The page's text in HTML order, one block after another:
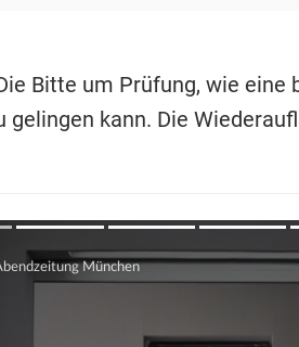
Bitte um Prüfung, wie
gelingen kann. Die